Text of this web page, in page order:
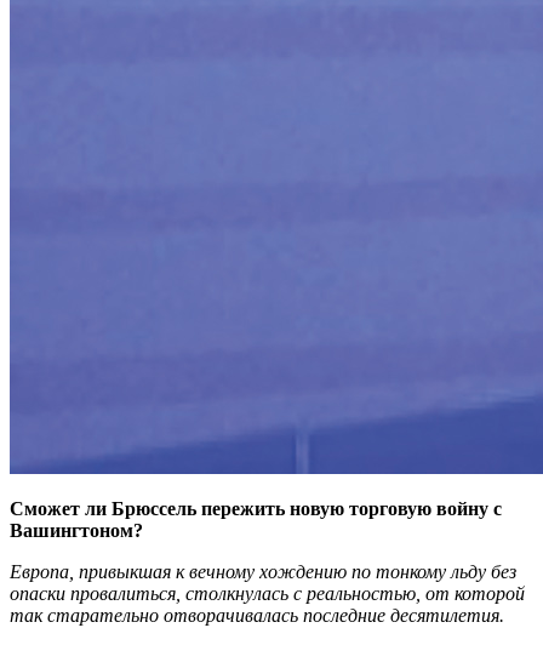
Сможет ли Брюссель пережить новую торговую войну с
Вашингтоном?
Европа, привыкшая к вечному хождению по тонкому льду без
опаски провалиться, столкнулась с реальностью, от которой
так старательно отворачивалась последние десятилетия.